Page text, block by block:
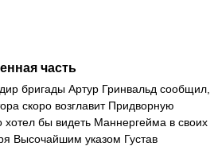
часть
бригады Артур Гринвальд сообщил,
скоро возглавит Придворную
хотел бы видеть Маннергейма в своих
Высочайшим указом Густав